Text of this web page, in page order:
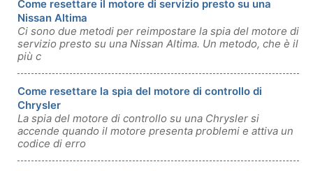
Come resettare il motore di servizio presto su una
Nissan Altima
Ci sono due metodi per reimpostare la spia del motore di
servizio presto su una Nissan Altima. Un metodo, che è il
più c
Come resettare la spia del motore di controllo di
Chrysler
La spia del motore di controllo su una Chrysler si
accende quando il motore presenta problemi e attiva un
codice di erro